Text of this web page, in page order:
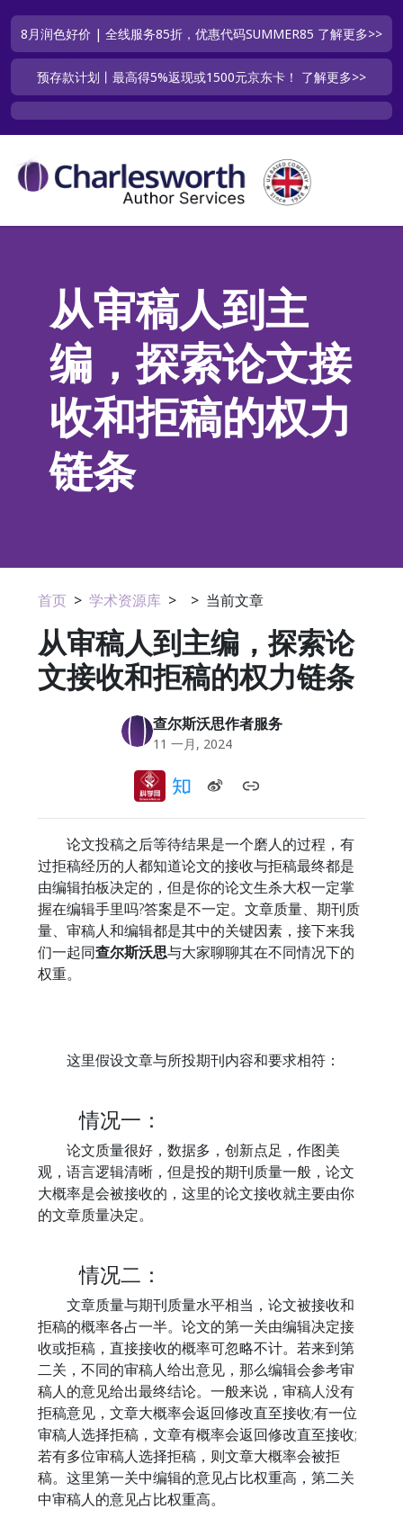
8月润色好价 | 全线服务85折，优惠代码SUMMER85 了解更多>>
预存款计划丨最高得5%返现或1500元京东卡！ 了解更多>>
从审稿人到主
编，探索论文接
收和拒稿的权力
链条
首页 > 学术资源库 > > 当前文章
从审稿人到主编，探索论
文接收和拒稿的权力链条
查尔斯沃思作者服务
11 一月, 2024
论文投稿之后等待结果是一个磨人的过程，有
过拒稿经历的人都知道论文的接收与拒稿最终都是
由编辑拍板决定的，但是你的论文生杀大权一定掌
握在编辑手里吗?答案是不一定。文章质量、期刊质
量、审稿人和编辑都是其中的关键因素，接下来我
们一起同查尔斯沃思与大家聊聊其在不同情况下的
权重。
这里假设文章与所投期刊内容和要求相符：
情况一：
论文质量很好，数据多，创新点足，作图美
观，语言逻辑清晰，但是投的期刊质量一般，论文
大概率是会被接收的，这里的论文接收就主要由你
的文章质量决定。
情况二：
文章质量与期刊质量水平相当，论文被接收和
拒稿的概率各占一半。论文的第一关由编辑决定接
收或拒稿，直接接收的概率可忽略不计。若来到第
二关，不同的审稿人给出意见，那么编辑会参考审
稿人的意见给出最终结论。一般来说，审稿人没有
拒稿意见，文章大概率会返回修改直至接收;有一位
审稿人选择拒稿，文章有概率会返回修改直至接收;
若有多位审稿人选择拒稿，则文章大概率会被拒
稿。这里第一关中编辑的意见占比权重高，第二关
中审稿人的意见占比权重高。